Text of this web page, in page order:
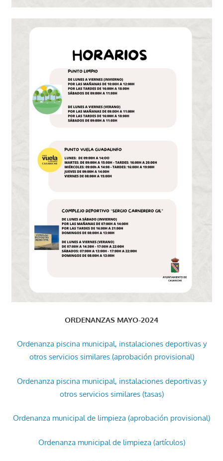
ORDENANZAS MAYO-2024
Ordenanza piscina municipal, instalaciones deportivas y
otros servicios similares (aprobación provisional)
Ordenanza piscina municipal, instalaciones deportivas y
otros servicios similares (tasas)
Ordenanza municipal de limpieza (aprobación provisional)
Ordenanza municipal de limpieza (artículos)